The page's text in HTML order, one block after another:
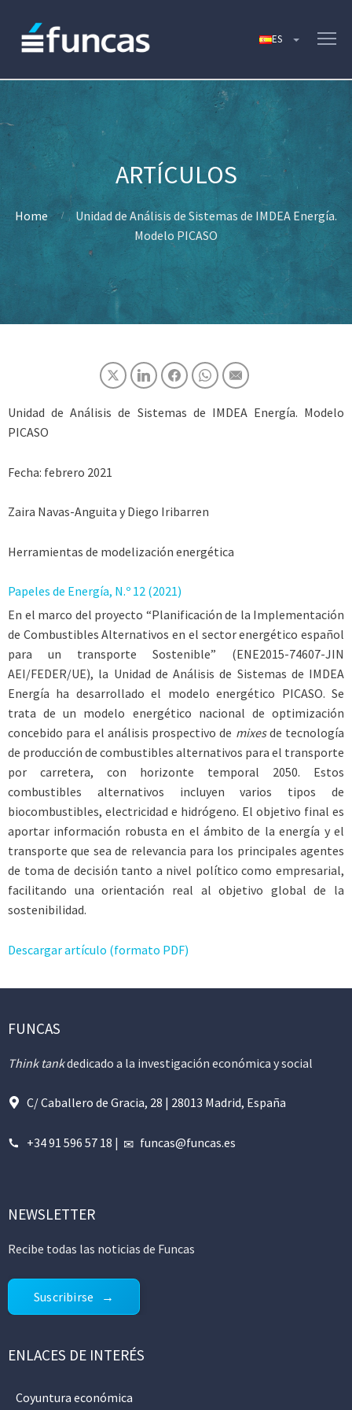
Home
Unidad de Análisis de Sistemas de IMDEA Energía.
Modelo PICASO
Unidad de Análisis de Sistemas de IMDEA Energía. Modelo
PICASO
Fecha: febrero 2021
Zaira Navas-Anguita y Diego Iribarren
Herramientas de modelización energética
Papeles de Energía, N.º 12 (2021)
En el marco del proyecto “Planificación de la Implementación
de Combustibles Alternativos en el sector energético español
para un transporte Sostenible” (ENE2015-74607-JIN
AEI/FEDER/UE), la Unidad de Análisis de Sistemas de IMDEA
Energía ha desarrollado el modelo energético PICASO. Se
trata de un modelo energético nacional de optimización
concebido para el análisis prospectivo de mixesde tecnología
de producción de combustibles alternativos para el transporte
por carretera, con horizonte temporal 2050. Estos
combustibles alternativos incluyen varios tipos de
biocombustibles, electricidad e hidrógeno. El objetivo final es
aportar información robusta en el ámbito de la energía y el
transporte que sea de relevancia para los principales agentes
de toma de decisión tanto a nivel político como empresarial,
facilitando una orientación real al objetivo global de la
sostenibilidad.
Descargar artículo (formato PDF)
FUNCAS
Think tankdedicado a la investigación económica y social
C/ Caballero de Gracia, 28 | 28013 Madrid, España
+34 91 596 57 18 | funcas@funcas.es
NEWSLETTER
Recibe todas las noticias de Funcas
Suscribirse
ENLACES DE INTERÉS
Coyuntura económica